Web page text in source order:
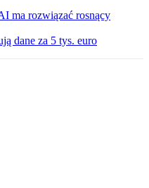
ma rozwiązać rosnący
dane za 5 tys. euro